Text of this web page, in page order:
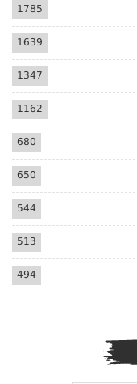
1785
1639
1347
1162
680
650
544
513
494